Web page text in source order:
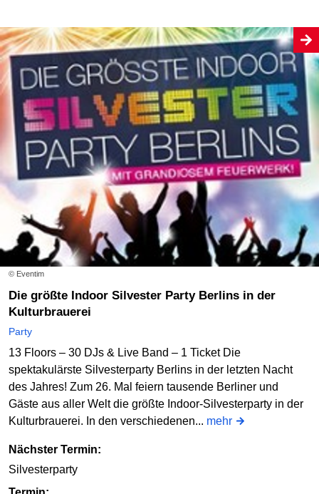
© Eventim
Die größte Indoor Silvester Party Berlins in der
Kulturbrauerei
Party
13 Floors – 30 DJs & Live Band – 1 Ticket Die
spektakulärste Silvesterparty Berlins in der letzten Nacht
des Jahres! Zum 26. Mal feiern tausende Berliner und
Gäste aus aller Welt die größte Indoor-Silvesterparty in der
Kulturbrauerei. In den verschiedenen... mehr
Nächster Termin:
Silvesterparty